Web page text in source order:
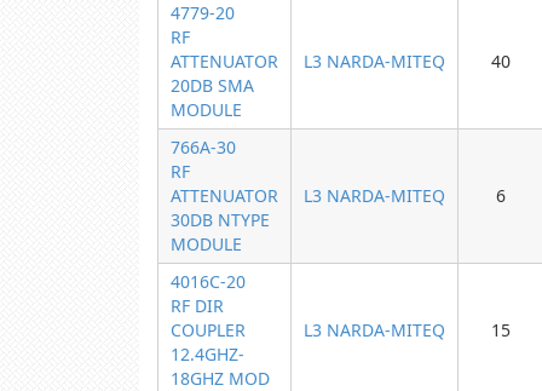
4779-20
RF
ATTENUATOR
20DB SMA
MODULE
L3 NARDA-MITEQ 40
766A-30
RF
ATTENUATOR
30DB NTYPE
MODULE
L3 NARDA-MITEQ 6
4016C-20
RF DIR
COUPLER
12.4GHZ-
18GHZ MOD
L3 NARDA-MITEQ 15